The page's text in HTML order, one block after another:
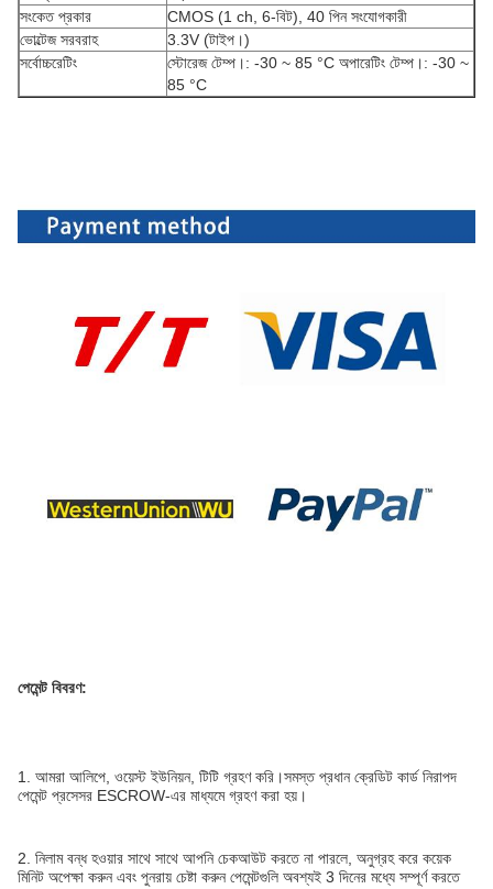
সংকেত প্রকার
CMOS (1 ch, 6-বিট), 40 পিন সংযোগকারী
ভোল্টেজ সরবরাহ
3.3V (টাইপ।)
সর্বোচ্চরেটিং
স্টোরেজ টেম্প।: -30 ~ 85 °C অপারেটিং টেম্প।: -30 ~
85 °C
পেমেন্ট বিবরণ:
1. আমরা আলিপে, ওয়েস্ট ইউনিয়ন, টিটি গ্রহণ করি।সমস্ত প্রধান ক্রেডিট কার্ড নিরাপদ
পেমেন্ট প্রসেসর ESCROW-এর মাধ্যমে গ্রহণ করা হয়।
2. নিলাম বন্ধ হওয়ার সাথে সাথে আপনি চেকআউট করতে না পারলে, অনুগ্রহ করে কয়েক
মিনিট অপেক্ষা করুন এবং পুনরায় চেষ্টা করুন পেমেন্টগুলি অবশ্যই 3 দিনের মধ্যে সম্পূর্ণ করতে